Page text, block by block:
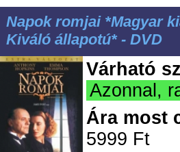
Napok romjai *Magyar
Kiváló állapotú* - DVD
Várható
Azonnal,
Ára most
5999 Ft